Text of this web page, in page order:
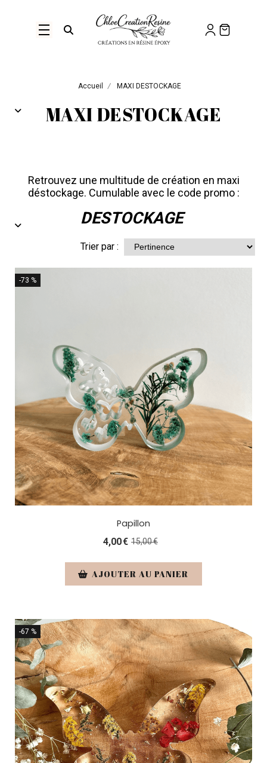
Ouvrir la recherche
Accueil MAXI DESTOCKAGE
MAXI DESTOCKAGE
Retrouvez une multitude de création en maxi
déstockage. Cumulable avec le code promo :
DESTOCKAGE
Trier par :
-73 %
Papillon
4,00€ 15,00€
AJOUTER AU PANIER
-67 %